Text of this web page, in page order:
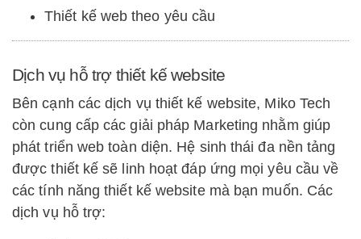
Thiết kế web theo yêu cầu
Dịch vụ hỗ trợ thiết kế website
Bên cạnh các dịch vụ thiết kế website, Miko Tech
còn cung cấp các giải pháp Marketing nhằm giúp
phát triển web toàn diện. Hệ sinh thái đa nền tảng
được thiết kế sẽ linh hoạt đáp ứng mọi yêu cầu về
các tính năng thiết kế website mà bạn muốn. Các
dịch vụ hỗ trợ: